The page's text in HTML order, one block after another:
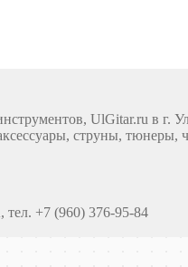
UlGitar.ru в г.
струны, тюнеры,
тел. +7 (960) 376-95-84